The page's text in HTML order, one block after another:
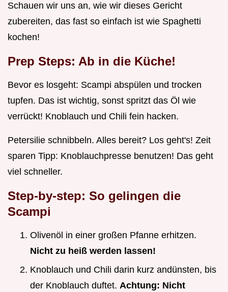
Schauen wir uns an, wie wir dieses Gericht
zubereiten, das fast so einfach ist wie Spaghetti
kochen!
Prep Steps: Ab in die Küche!
Bevor es losgeht: Scampi abspülen und trocken
tupfen. Das ist wichtig, sonst spritzt das Öl wie
verrückt! Knoblauch und Chili fein hacken.
Petersilie schnibbeln. Alles bereit? Los geht's! Zeit
sparen Tipp: Knoblauchpresse benutzen! Das geht
viel schneller.
Step-by-step: So gelingen die
Scampi
Olivenöl in einer großen Pfanne erhitzen.
Nicht zu heiß werden lassen!
Knoblauch und Chili darin kurz andünsten, bis
der Knoblauch duftet. Achtung: Nicht